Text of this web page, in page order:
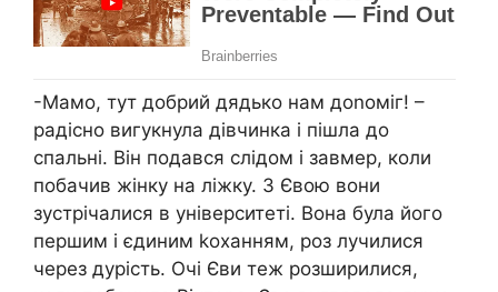
-Мамо, тут добрий дядько нам доnоміг! –
радісно вигукнула дівчинка і пішла до
спальні. Він подався слідом і завмер, коли
побачив жінку на ліжку. З Євою вони
зустрічалися в університеті. Вона була його
першим і єдиним kоханням, роз лучилися
через дурість. Очі Єви теж розширилися,